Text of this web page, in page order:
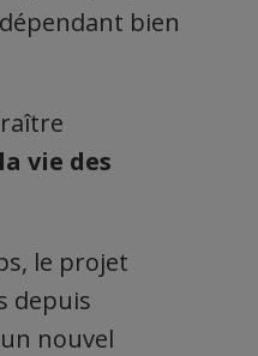
bien
vie des
le projet
depuis
nouvel